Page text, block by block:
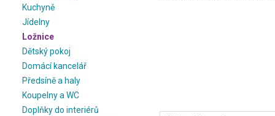
Kuchyně
Jídelny
Ložnice
Dětský pokoj
Domácí kancelář
Předsíně a haly
Koupelny a WC
Doplňky do interiérů